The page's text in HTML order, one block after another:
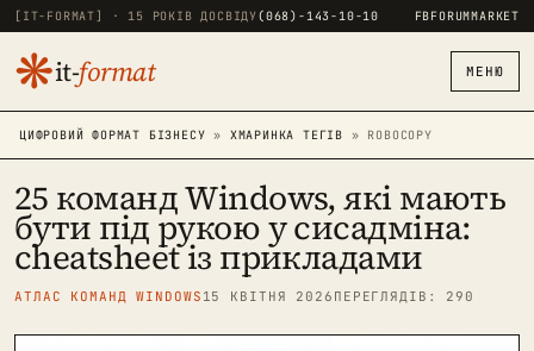
[IT-FORMAT] · 15 РОКІВ ДОСВІДУ(068)-143-10-10 FBFORUMMARKET
❋it-format МЕНЮ
ЦИФРОВИЙ ФОРМАТ БІЗНЕСУ » ХМАРИНКА ТЕГІВ » ROBOCOPY
25 команд Windows, які мають
бути під рукою у сисадміна:
cheatsheet із прикладами
АТЛАС КОМАНД WINDOWS 15 КВІТНЯ 2026 ПЕРЕГЛЯДІВ: 290